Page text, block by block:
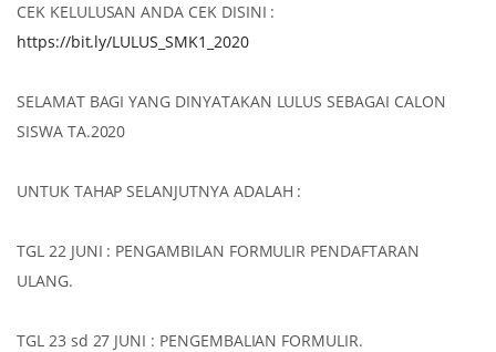
CEK KELULUSAN ANDA CEK DISINI :
https://bit.ly/LULUS_SMK1_2020
SELAMAT BAGI YANG DINYATAKAN LULUS SEBAGAI CALON
SISWA TA.2020
UNTUK TAHAP SELANJUTNYA ADALAH :
TGL 22 JUNI : PENGAMBILAN FORMULIR PENDAFTARAN
ULANG.
TGL 23 sd 27 JUNI : PENGEMBALIAN FORMULIR.